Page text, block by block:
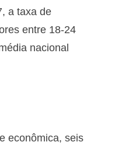
a taxa de
entre 18-24
nacional
econômica, seis